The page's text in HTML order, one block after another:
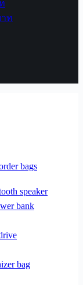
ท
bags
speaker
bank
bag